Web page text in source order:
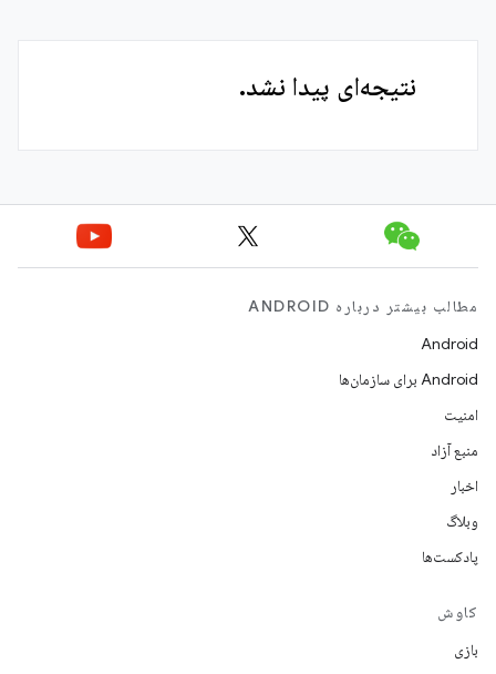
نتیجه‌ای پیدا نشد.
مطالب بیشتر درباره ANDROID
Android
Android برای سازمان‌ها
امنیت
منبع آزاد
اخبار
وبلاگ
پادکست‌ها
کاوش
بازی